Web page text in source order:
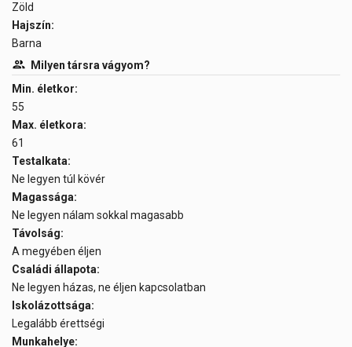
Zöld
Hajszín:
Barna
Milyen társra vágyom?
Min. életkor:
55
Max. életkora:
61
Testalkata:
Ne legyen túl kövér
Magassága:
Ne legyen nálam sokkal magasabb
Távolság:
A megyében éljen
Családi állapota:
Ne legyen házas, ne éljen kapcsolatban
Iskolázottsága:
Legalább érettségi
Munkahelye: